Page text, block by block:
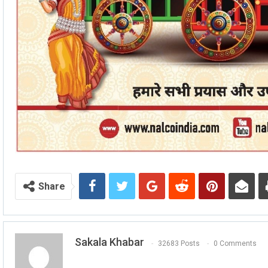
Share
Sakala Khabar 32683 Posts 0 Comments